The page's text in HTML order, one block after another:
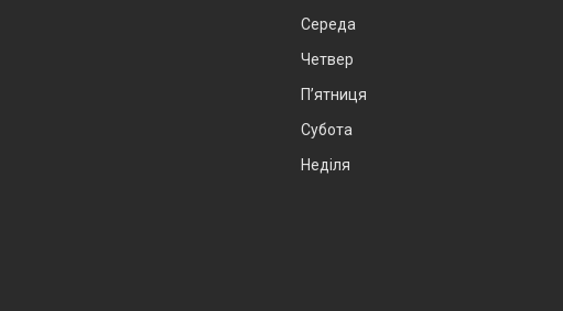
Середа
Четвер
Пʼятниця
Субота
Неділя